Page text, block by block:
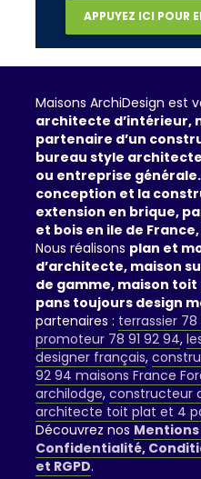
Maisons ArchiDesign est
architecte d’intérieur,
partenaire d’un
bureau style
ou entreprise
conception et la
extension en brique,
et bois en ile de France,
Nous réalisons plan et
d’architecte, maison
de gamme, maison
pans toujours design
partenaires : terrassier 78
promoteur 78 91 92 94,
designer français,
92 94 maisons France
archilodge, constructeur
architecte toit plat et 4
Découvrez nos
Confidentialité,
et RGPD.